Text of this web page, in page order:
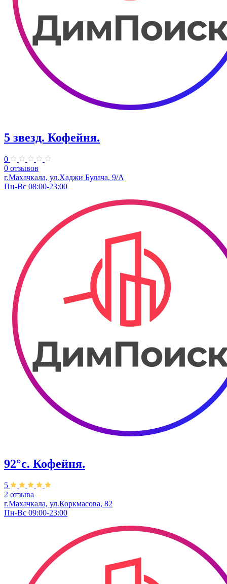
5 звезд. Кофейня.
0
0 отзывов
г.Махачкала, ул.Хаджи Булача, 9/А
Пн-Вс 08:00-23:00
92°с. Кофейня.
5
2 отзыва
г.Махачкала, ​ул.Коркмасова, 82
Пн-Вс 09:00-23:00